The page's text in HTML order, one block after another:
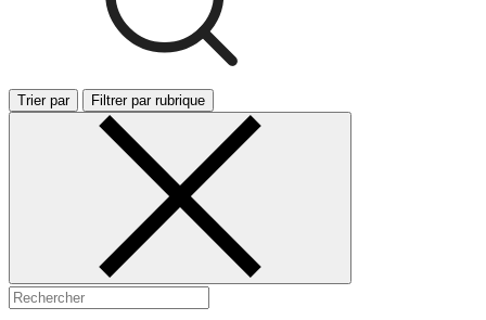
Trier par Filtrer par rubrique